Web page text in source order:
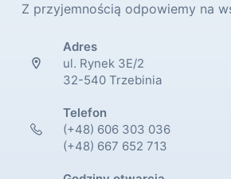
Z przyjemnością odpowiemy na
Adres
ul. Rynek 3E/2
32-540 Trzebinia
Telefon
(+48) 606 303 036
(+48) 667 652 713